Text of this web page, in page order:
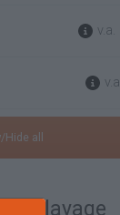
v.a.
v.a.
Hide all
Balayage